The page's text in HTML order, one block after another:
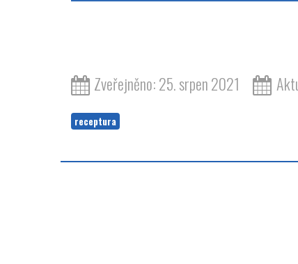
Zveřejněno: 25. srpen 2021
receptura